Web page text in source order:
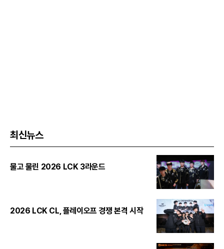
최신뉴스
물고 물린 2026 LCK 3라운드
2026 LCK CL, 플레이오프 경쟁 본격 시작